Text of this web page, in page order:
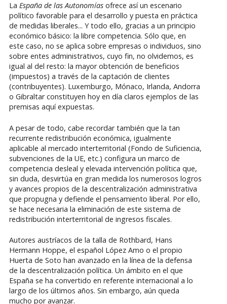
La España de las Autonomíasofrece así un escenario
político favorable para el desarrollo y puesta en práctica
de medidas liberales... Y todo ello, gracias a un principio
económico básico: la libre competencia. Sólo que, en
este caso, no se aplica sobre empresas o individuos, sino
sobre entes administrativos, cuyo fin, no olvidemos, es
igual al del resto: la mayor obtención de beneficios
(impuestos) a través de la captación de clientes
(contribuyentes). Luxemburgo, Mónaco, Irlanda, Andorra
o Gibraltar constituyen hoy en día claros ejemplos de las
premisas aquí expuestas.
A pesar de todo, cabe recordar también que la tan
recurrente redistribución económica, igualmente
aplicable al mercado interterritorial (Fondo de Suficiencia,
subvenciones de la UE, etc.) configura un marco de
competencia desleal y elevada intervención política que,
sin duda, desvirtúa en gran medida los numerosos logros
y avances propios de la descentralización administrativa
que propugna y defiende el pensamiento liberal. Por ello,
se hace necesaria la eliminación de este sistema de
redistribución interterritorial de ingresos fiscales.
Autores austríacos de la talla de Rothbard, Hans
Hermann Hoppe, el español López Amo o el propio
Huerta de Soto han avanzado en la línea de la defensa
de la descentralización política. Un ámbito en el que
España se ha convertido en referente internacional a lo
largo de los últimos años. Sin embargo, aún queda
mucho por avanzar.